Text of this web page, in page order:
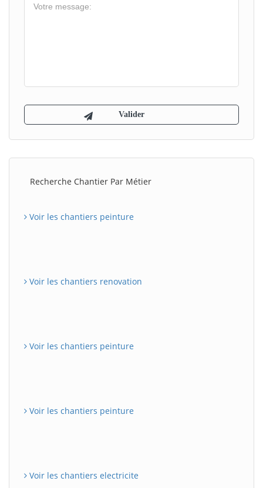
Recherche Chantier Par Métier
Voir les chantiers peinture
Voir les chantiers renovation
Voir les chantiers peinture
Voir les chantiers peinture
Voir les chantiers electricite